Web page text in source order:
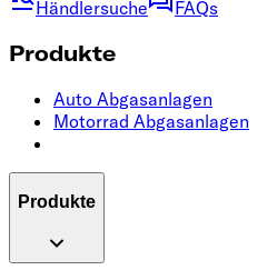
Händlersuche FAQs
Produkte
Auto Abgasanlagen
Motorrad Abgasanlagen
Produkte